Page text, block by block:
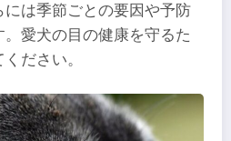
は季節ごとの要因や予防
愛犬の目の健康を守るた
ださい。